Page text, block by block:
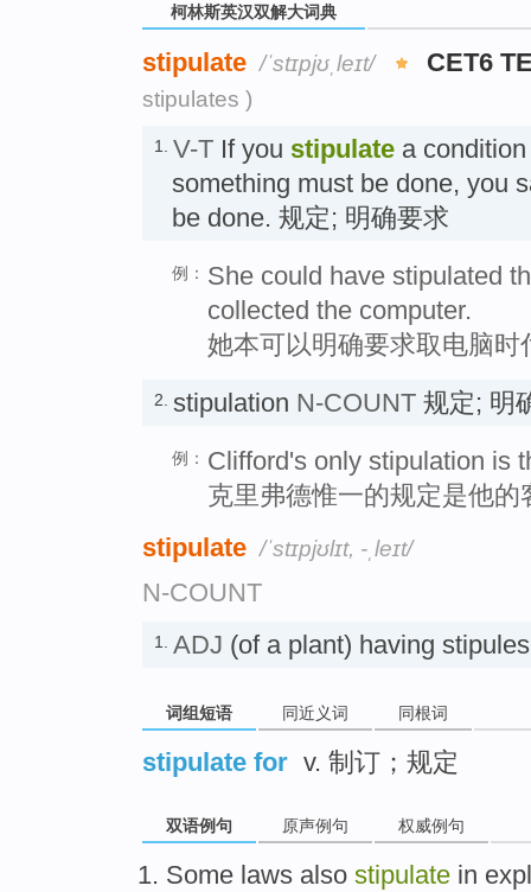
柯林斯英汉双解大词典
stipulate /ˈstɪpjʊˌleɪt/ CET6
stipulates )
1. V-T If you stipulate a
something must be done, you
be done. 规定; 明确要求
例： She could have stipulated
collected the computer.
她本可以明确要求取电脑时
2. stipulation N-COUNT 规定; 明
例： Clifford's only stipulation is
克里弗德惟一的规定是他
stipulate /ˈstɪpjʊlɪt, -ˌleɪt/
N-COUNT
1. ADJ (of a plant) having
词组短语 同近义词 同根词
stipulate for v. 制订；规定
双语例句 原声例句 权威例句
Some laws also stipulate in